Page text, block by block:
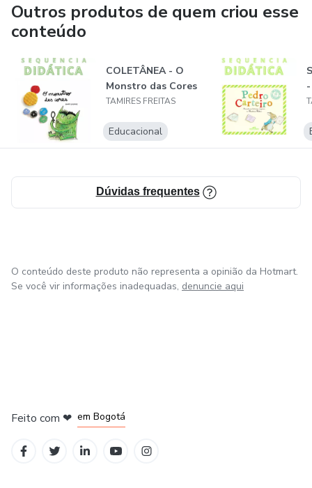
Outros produtos de quem criou esse
conteúdo
COLETÂNEA - O
Monstro das Cores
TAMIRES FREITAS
Educacional
Dúvidas frequentes
O conteúdo deste produto não representa a opinião da Hotmart.
Se você vir informações inadequadas, denuncie aqui
Feito com ❤ em Bogotá